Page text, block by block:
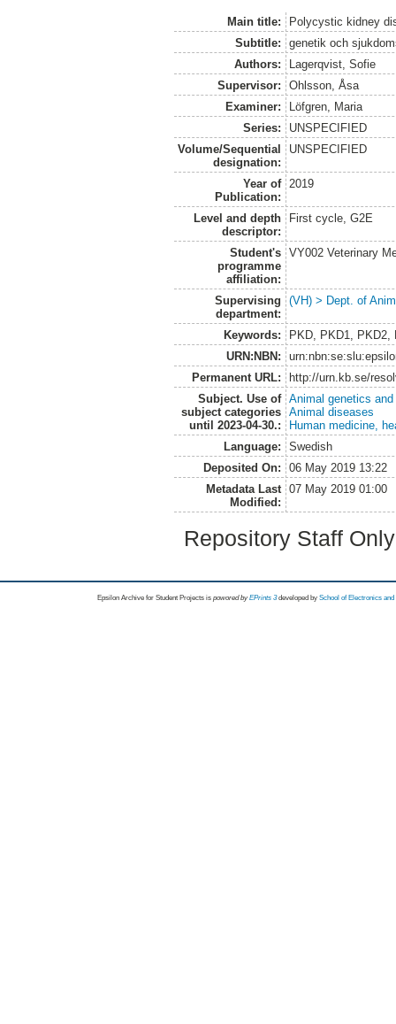
Main title:
Polycystic kidney
Subtitle:
genetik och
Authors:
Lagerqvist, Sofie
Supervisor:
Ohlsson, Åsa
Examiner:
Löfgren, Maria
Series:
UNSPECIFIED
Volume/Sequential
designation:
UNSPECIFIED
Year of
Publication:
2019
Level and depth
descriptor:
First cycle, G2E
Student's
programme
affiliation:
VY002 Veterinary
Supervising
department:
(VH) > Dept. of
Keywords:
PKD, PKD1, PKD2,
URN:NBN:
Permanent URL:
http://urn.kb.se/
Subject. Use of
subject categories
until 2023-04-30.:
Animal genetics and
Animal diseases
Human medicine,
Language:
Swedish
Deposited On:
06 May 2019 13:22
Metadata Last
Modified:
07 May 2019 01:00
Repository Staff
Epsilon Archive for Student Projects is powored byEPrints 3 developed by School of Electronics